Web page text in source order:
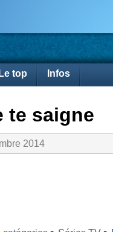
Le top Infos
te saigne
2014